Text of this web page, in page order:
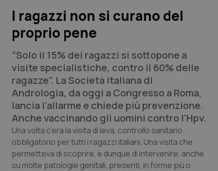
Lavoro e Professioni
Scienza e Farmaci
Studi e Analisi
Lettere al direttore
Edizioni Regionali
QS Pro
I ragazzi non si curano del
proprio pene
“Solo il 15% dei ragazzi si sottopone a
visite specialistiche, contro il 60% delle
ragazze”. La Società italiana di
Andrologia, da oggi a Congresso a Roma,
lancia l’allarme e chiede più prevenzione.
Anche vaccinando gli uomini contro l’Hpv.
Una volta c’era la visita di leva, controllo sanitario
obbligatorio per tutti i ragazzi italiani. Una visita che
permetteva di scoprire, e dunque di intervenire, anche
su molte patologie genitali, presenti, in forme più o